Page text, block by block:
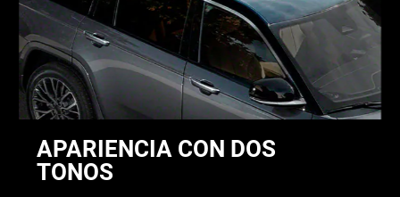
APARIENCIA CON DOS
TONOS